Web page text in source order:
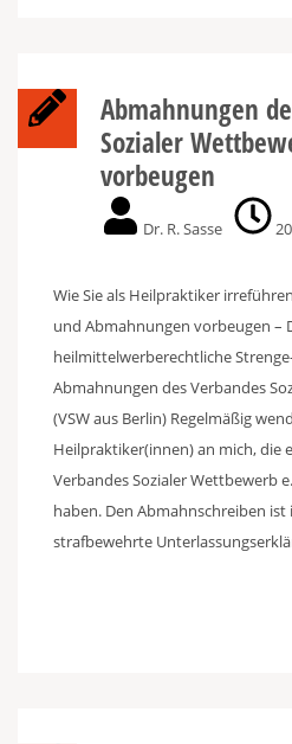
Abmahnungen
Sozialer
vorbeugen
Dr. R. Sasse
Wie Sie als Heilpraktiker
und Abmahnungen vorbeugen –
heilmittelwerberechtliche
Abmahnungen des Verbandes
(VSW aus Berlin) Regelmäßig
Heilpraktiker(innen) an mich, die
Verbandes Sozialer Wettbewerb
haben. Den Abmahnschreiben ist
strafbewehrte